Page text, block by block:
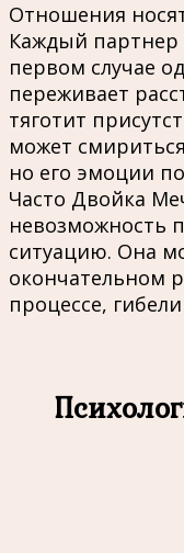
Отношения
Каждый
первом случае
переживает
тяготит
может
но его эмоции
Часто Двойка
невозможность
ситуацию. Она
окончательном
процессе,